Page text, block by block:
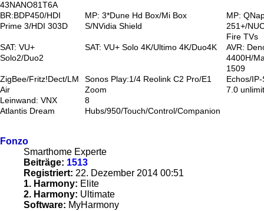
43NANO81T6A
BR:BDP450/HDI
Prime 3/HDI 303D
MP: 3*Dune Hd Box/Mi Box
S/NVidia Shield
MP:
251+/
Fire TVs
SAT: VU+
Solo2/Duo2
SAT: VU+ Solo 4K/Ultimo 4K/Duo4K
AVR:
4400H/
1509
ZigBee/Fritz!Dect/LM
Air
Sonos Play:1/4 Reolink C2 Pro/E1
Zoom
Echos/
7.0
Leinwand: VNX
Atlantis Dream
8
Hubs/950/Touch/Control/Companion
Fonzo
Smarthome Experte
Beiträge: 1513
Registriert: 22. Dezember 2014 00:51
1. Harmony: Elite
2. Harmony: Ultimate
Software: MyHarmony